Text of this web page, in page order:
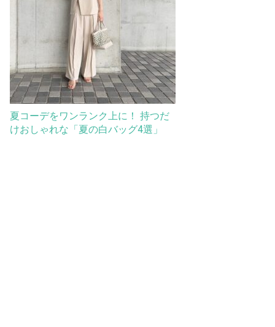
夏コーデをワンランク上に！ 持つだ
けおしゃれな「夏の白バッグ4選」